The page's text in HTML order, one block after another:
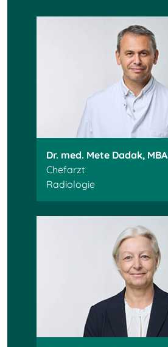
Dr. med. Mete Dadak, MBA
Chefarzt
Radiologie